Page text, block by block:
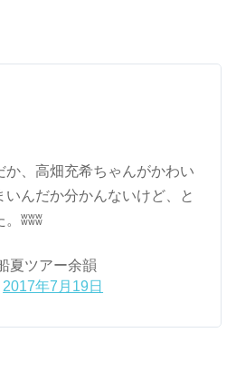
か、高畑充希ちゃんがかわい
んだか分かんないけど、と
。ʬʬʬ
夏ツアー余韻
2017年7月19日